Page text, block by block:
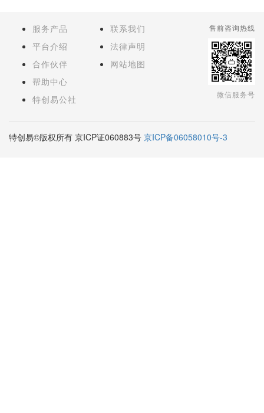
服务产品
平台介绍
合作伙伴
帮助中心
特创易公社
联系我们
法律声明
网站地图
售前咨询热线
微信服务号
特创易©版权所有 京ICP证060883号 京ICP备06058010号-3